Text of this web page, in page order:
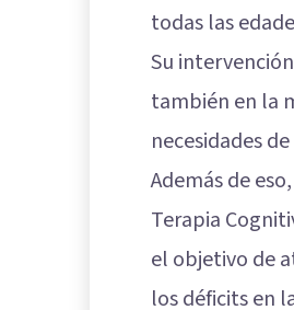
todas las
Su
también en la
necesidades
Además de
Terapia
el objetivo de
los déficits en